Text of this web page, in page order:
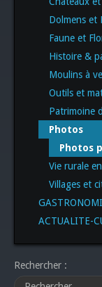
Dolmens et
Faune et
Histoire &
Moulins à
Outils et
Patrimoine
Photos
Photos
Vie rurale
Villages et
ACTUALITE-
Rechercher :